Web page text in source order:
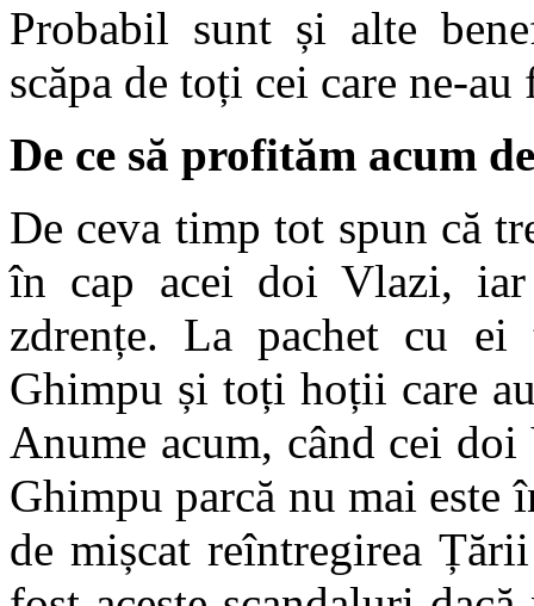
Probabil sunt și alte
scăpa de toți cei care ne-
De ce să profităm acum
De ceva timp tot spun că
în cap acei doi Vlazi,
zdrențe. La pachet cu
Ghimpu și toți hoții care
Anume acum, când cei
Ghimpu parcă nu mai este
de mișcat reîntregirea